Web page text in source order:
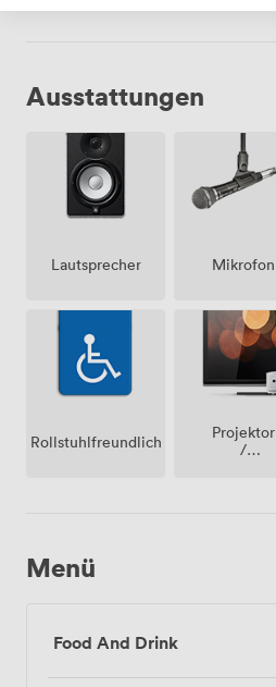
Ausstattungen
Lautsprecher Mikrofon
Rollstuhlfreundlich
Projektor
/
Menü
Food And Drink